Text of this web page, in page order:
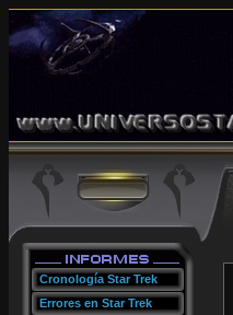
Cronología Star Trek
Errores en Star Trek